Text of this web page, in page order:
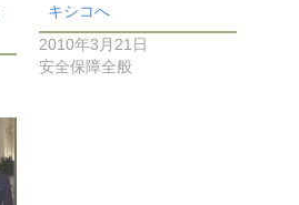
キシコへ
2010年3月21日
安全保障全般